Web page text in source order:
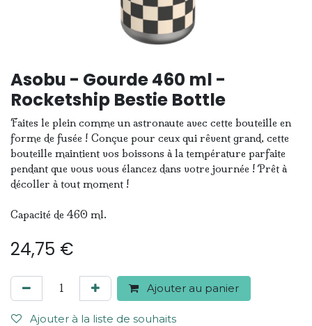
Asobu - Gourde 460 ml -
Rocketship Bestie Bottle
Faites le plein comme un astronaute avec cette bouteille en
forme de fusée ! Conçue pour ceux qui rêvent grand, cette
bouteille maintient vos boissons à la température parfaite
pendant que vous vous élancez dans votre journée ! Prêt à
décoller à tout moment !
Capacité de 460 ml.
24,75 €
Ajouter au panier
Ajouter à la liste de souhaits